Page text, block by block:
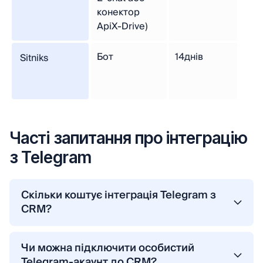
конектор
ApiX-Drive)
Sitniks
Бот 14днів
Часті запитання про інтеграцію
з Telegram
Скільки коштує інтеграція Telegram з
CRM?
CRM-системи та її тарифного плану. У
більшості випадків підключення Telegram уже
Чи можна підключити особистий